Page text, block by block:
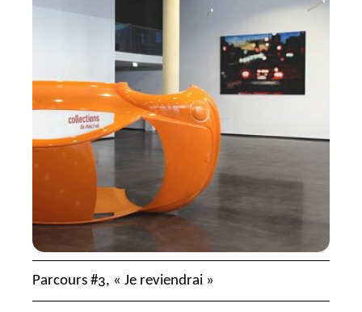
Parcours #3, « Je reviendrai »